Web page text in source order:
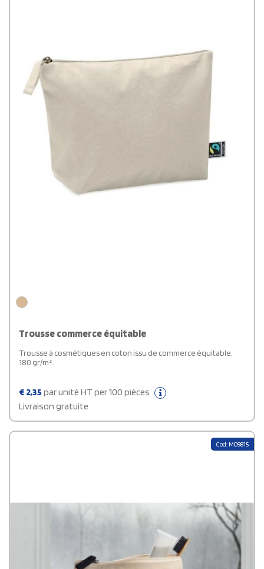
Trousse commerce équitable
Trousse à cosmétiques en coton issu de commerce équitable.
180 gr/m².
€ 2,35 par unité HT per 100 pièces
Livraison gratuite
Cod: MO9815